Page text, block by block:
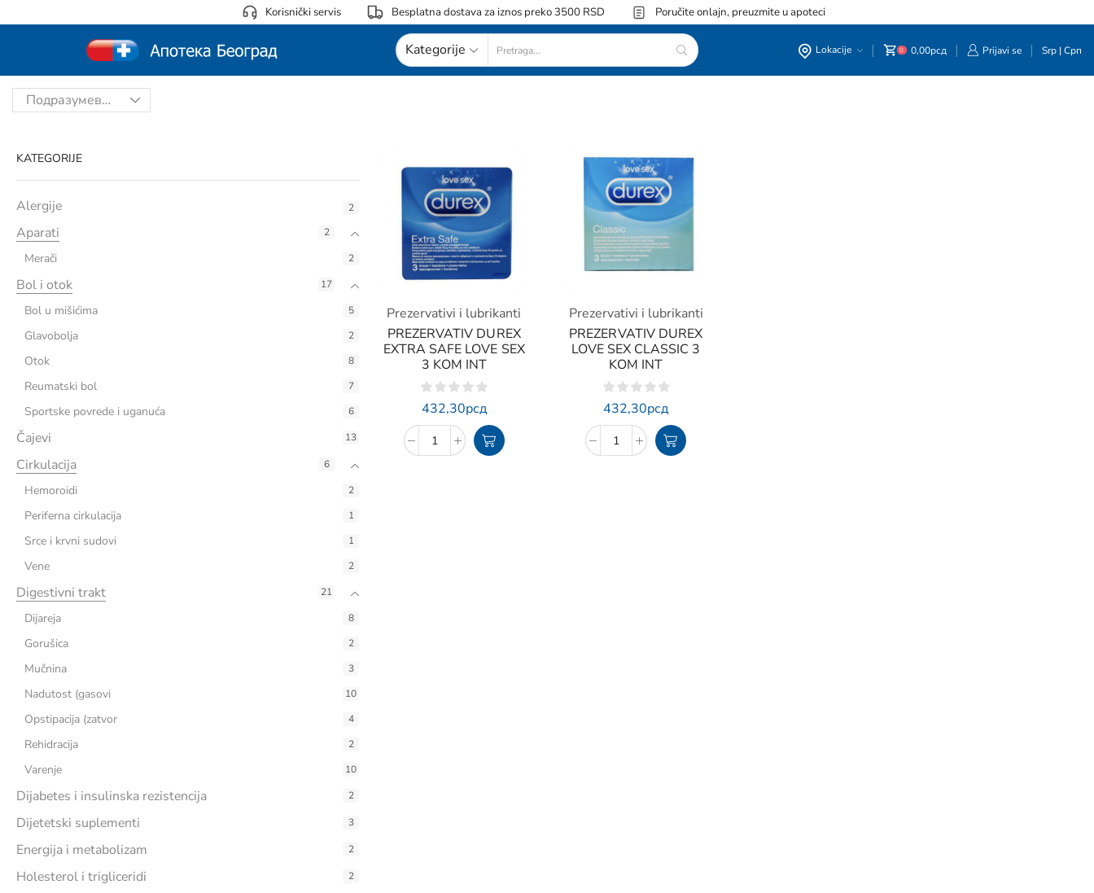
Korisnički servis Besplatna dostava za iznos preko 3500 RSD Poručite onlajn, preuzmite u apoteci
Kategorije Lokacije 0 0,00рсд Prijavi se Srp| Срп
KATEGORIJE
Alergije 2
Aparati 2
Merači 2
Bol i otok 17
Bol u mišićima 5
Glavobolja 2
Otok 8
Reumatski bol 7
Sportske povrede i uganuća 6
Čajevi 13
Cirkulacija 6
Hemoroidi 2
Periferna cirkulacija 1
Srce i krvni sudovi 1
Vene 2
Digestivni trakt 21
Dijareja 8
Gorušica 2
Mučnina 3
Nadutost (gasovi 10
Opstipacija (zatvor 4
Rehidracija 2
Varenje 10
Dijabetes i insulinska rezistencija 2
Dijetetski suplementi 3
Energija i metabolizam 2
Holesterol i trigliceridi 2
Prezervativi i lubrikanti
PREZERVATIV DUREX
EXTRA SAFE LOVE SEX
3 KOM INT
432,30рсд
Prezervativi i lubrikanti
PREZERVATIV DUREX
LOVE SEX CLASSIC 3
KOM INT
432,30рсд